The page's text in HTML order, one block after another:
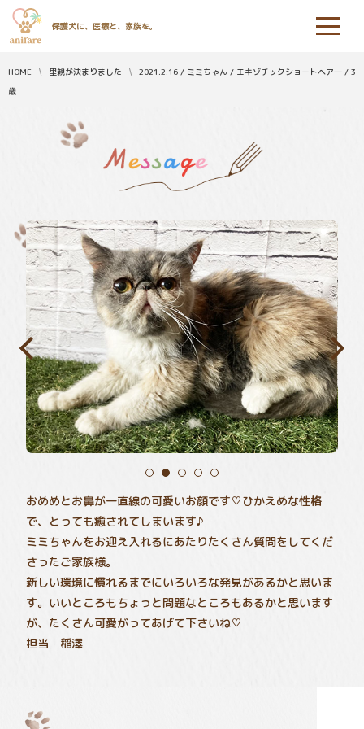
保護犬に、医療と、家族を。
HOME 里親が決まりました
2021.2.16 / ミミちゃん / エキゾチックショートヘア― / 3
歳
おめめとお鼻が一直線の可愛いお顔です♡ひかえめな性格
で、とっても癒されてしまいます♪
ミミちゃんをお迎え入れるにあたりたくさん質問をしてくだ
さったご家族様。
新しい環境に慣れるまでにいろいろな発見があるかと思いま
す。いいところもちょっと問題なところもあるかと思います
が、たくさん可愛がってあげて下さいね♡
担当 稲澤